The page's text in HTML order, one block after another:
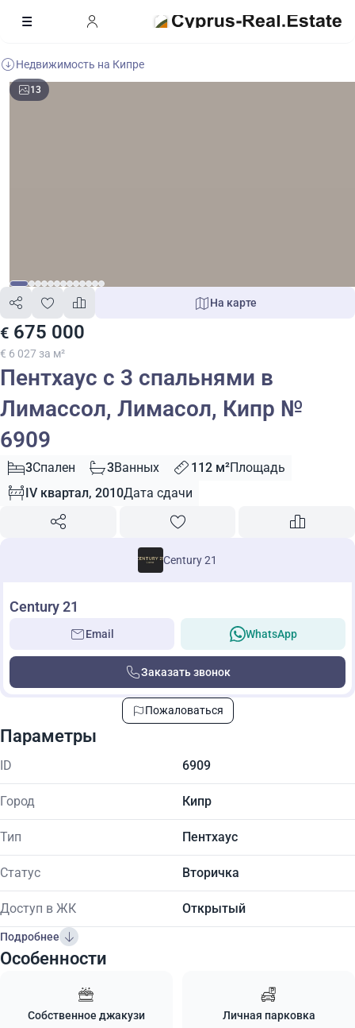
Недвижимость на Кипре
13
€ 675 000
€ 6 027 за м²
На карте
Пентхаус с 3 спальнями в
Лимассол, Лимасол, Кипр №
6909
3Спален 3Ванных 112 м²Площадь
IV квартал, 2010Дата сдачи
Century 21
Century 21
Email WhatsApp
Заказать звонок
Пожаловаться
Параметры
ID 6909
Город Кипр
Тип Пентхаус
Статус Вторичка
Доступ в ЖК Открытый
Подробнее
Особенности
Собственное джакузи Личная парковка